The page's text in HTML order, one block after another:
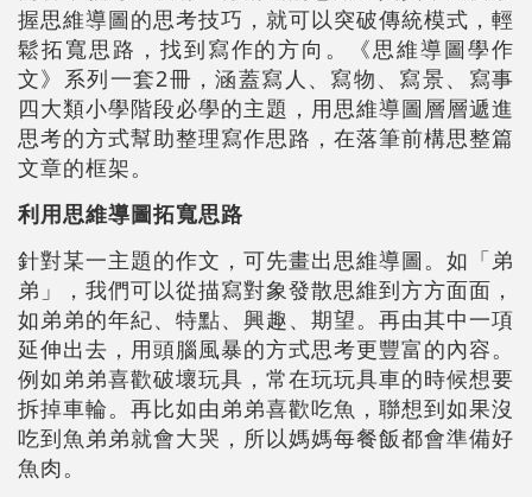
握思維導圖的思考技巧，就可以突破傳統模式，輕
鬆拓寬思路，找到寫作的方向。《思維導圖學作
文》系列一套2冊，涵蓋寫人、寫物、寫景、寫事
四大類小學階段必學的主題，用思維導圖層層遞進
思考的方式幫助整理寫作思路，在落筆前構思整篇
文章的框架。
利用思維導圖拓寬思路
針對某一主題的作文，可先畫出思維導圖。如「弟
弟」，我們可以從描寫對象發散思維到方方面面，
如弟弟的年紀、特點、興趣、期望。再由其中一項
延伸出去，用頭腦風暴的方式思考更豐富的內容。
例如弟弟喜歡破壞玩具，常在玩玩具車的時候想要
拆掉車輪。再比如由弟弟喜歡吃魚，聯想到如果沒
吃到魚弟弟就會大哭，所以媽媽每餐飯都會準備好
魚肉。